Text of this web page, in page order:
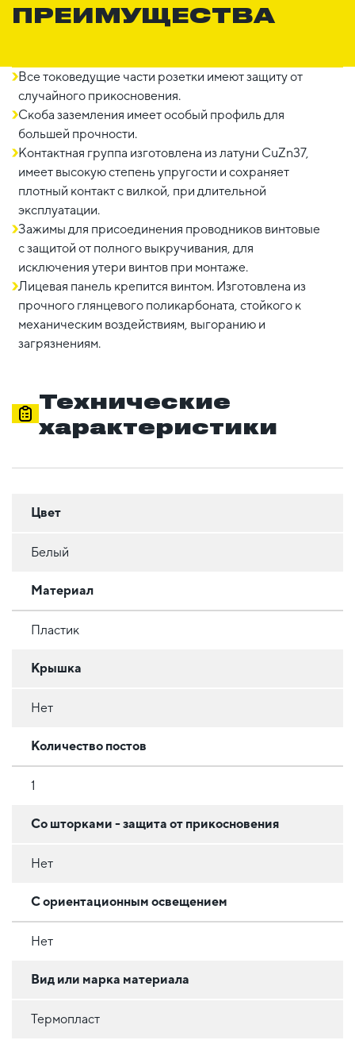
ПРЕИМУЩЕСТВА
Все токоведущие части розетки имеют защиту от
случайного прикосновения.
Скоба заземления имеет особый профиль для
большей прочности.
Контактная группа изготовлена из латуни CuZn37,
имеет высокую степень упругости и сохраняет
плотный контакт с вилкой, при длительной
эксплуатации.
Зажимы для присоединения проводников винтовые
с защитой от полного выкручивания, для
исключения утери винтов при монтаже.
Лицевая панель крепится винтом. Изготовлена из
прочного глянцевого поликарбоната, стойкого к
механическим воздействиям, выгоранию и
загрязнениям.
Технические
характеристики
Цвет
Белый
Материал
Пластик
Крышка
Нет
Количество постов
1
Со шторками - защита от прикосновения
Нет
С ориентационным освещением
Нет
Вид или марка материала
Термопласт